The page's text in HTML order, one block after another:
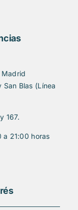
Blas (Línea
167.
a 21:00 horas